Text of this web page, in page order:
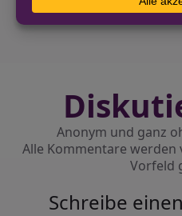
Anonym und ganz
Alle Kommentare
Vorfeld
Schreibe